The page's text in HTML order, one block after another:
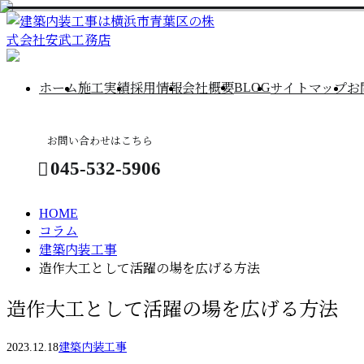
ホーム施工実績採用情報会社概要BLOGサイトマップお
お問い合わせはこちら
045-532-5906
お問い合わせ
コ
column
HOME
コラム
建築内装工事
造作大工として活躍の場を広げる方法
造作大工として活躍の場を広げる方法
2023.12.18建築内装工事